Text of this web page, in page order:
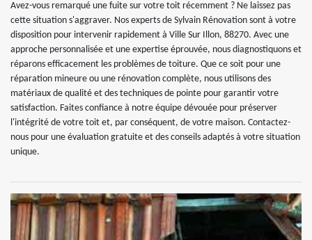
Avez-vous remarqué une fuite sur votre toit récemment ? Ne laissez pas
cette situation s'aggraver. Nos experts de Sylvain Rénovation sont à votre
disposition pour intervenir rapidement à Ville Sur Illon, 88270. Avec une
approche personnalisée et une expertise éprouvée, nous diagnostiquons et
réparons efficacement les problèmes de toiture. Que ce soit pour une
réparation mineure ou une rénovation complète, nous utilisons des
matériaux de qualité et des techniques de pointe pour garantir votre
satisfaction. Faites confiance à notre équipe dévouée pour préserver
l'intégrité de votre toit et, par conséquent, de votre maison. Contactez-
nous pour une évaluation gratuite et des conseils adaptés à votre situation
unique.